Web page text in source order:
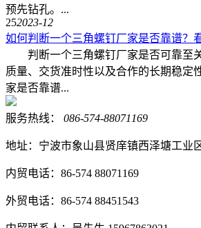
预先钻孔。...
252023-12
如何判断一个三角螺钉厂家是否靠谱？
判断一个三角螺钉厂家是否可靠至
质量、交货准时性以及合作的长期稳定
家是否靠谱...
服务热线： 086-574-88071169
地址：宁波市象山县贤庠镇西泽塘工业
内贸电话：86-574 88071169
外贸电话：86-574 88451543